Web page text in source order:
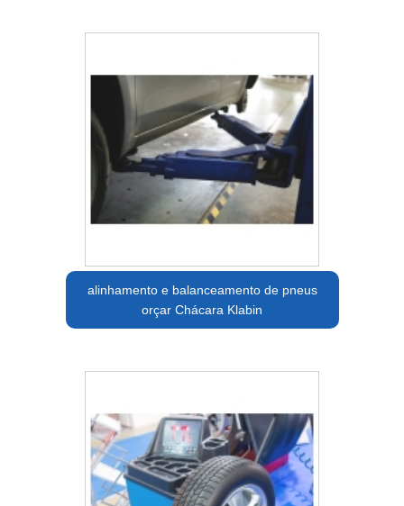
alinhamento e balanceamento de pneus
orçar Chácara Klabin